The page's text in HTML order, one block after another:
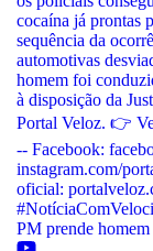
PM prende